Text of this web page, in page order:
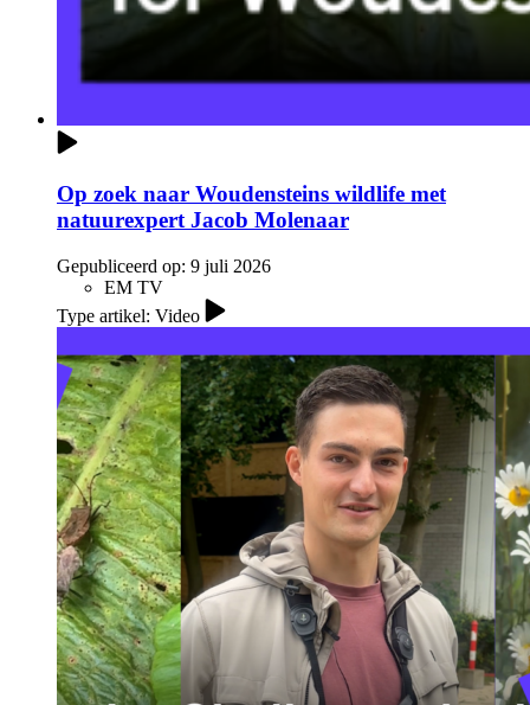
Op zoek naar Woudensteins wildlife met
natuurexpert Jacob Molenaar
Gepubliceerd op: 9 juli 2026
EM TV
Type artikel: Video